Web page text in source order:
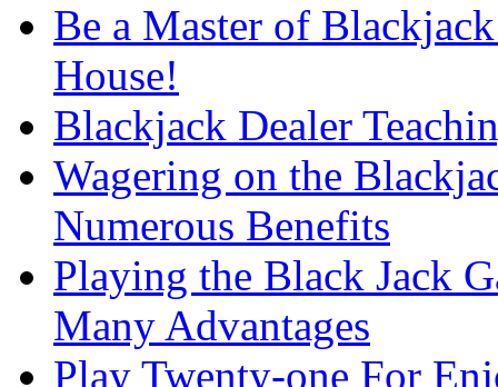
Be a Master of
House!
Blackjack Dealer
Wagering on the
Numerous Benefits
Playing the Black Jack
Many Advantages
Play Twenty-one For